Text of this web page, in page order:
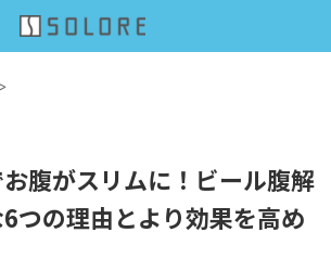
>
腹がスリムに！ビール腹解
つの理由とより効果を高め